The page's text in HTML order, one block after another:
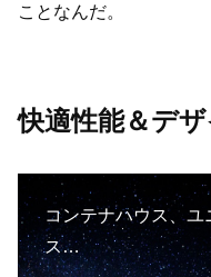
ことなんだ。
快適性能＆デ
コンテナハウス、
ス…